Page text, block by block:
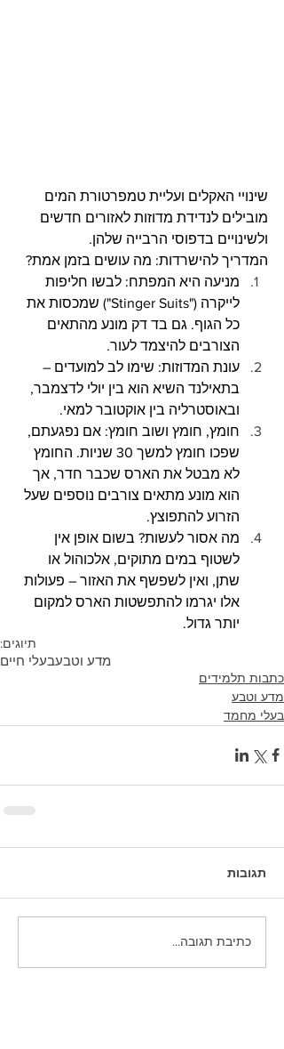
שינויי האקלים ועליית טמפרטורת המים
מובילים לנדידת מדוזות לאזורים חדשים
ולשינויים בדפוסי הרבייה שלהן.
המדריך להישרדות: מה עושים בזמן אמת?
מניעה היא המפתח: לבשו חליפות
לייקרה ("Stinger Suits") שמכסות את
כל הגוף. גם בד דק מונע מהתאים
הצורבים להיצמד לעור.
עונת המדוזות: שימו לב למועדים –
בתאילנד השיא הוא בין יולי לדצמבר,
ובאוסטרליה בין אוקטובר למאי.
חומץ, חומץ ושוב חומץ: אם נפגעתם,
שפכו חומץ למשך 30 שניות. החומץ
לא מבטל את הארס שכבר חדר, אך
הוא מונע מתאים צורבים נוספים שעל
הזרוע להתפוצץ.
מה אסור לעשות? בשום אופן אין
לשטוף במים מתוקים, אלכוהול או
שתן, ואין לשפשף את האזור – פעולות
אלו יגרמו להתפשטות הארס למקום
יותר גדול.
תיוגים:
מדע וטבעבעלי חיים
כתבות תלמידים
מדע וטבע
בעלי מחמד
תגובות
כתיבת תגובה...